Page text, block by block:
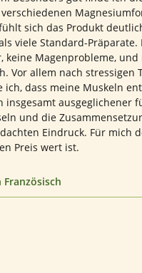
sich das Produkt
viele Standard-Präparate.
keine Magenprobleme, und
Vor allem nach stressigen
ich, dass meine Muskeln
insgesamt ausgeglichener
und die
Eindruck. Für mich
Preis wert ist.